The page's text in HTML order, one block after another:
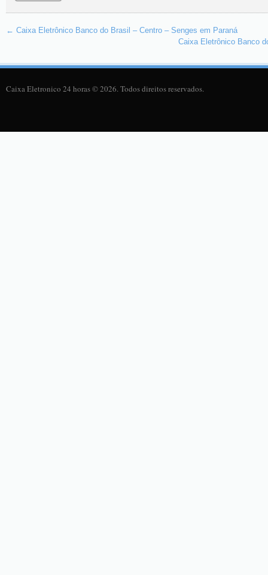
← Caixa Eletrônico Banco do Brasil – Centro – Senges em Paraná
Caixa Eletrônico Banco
Caixa Eletronico 24 horas © 2026. Todos direitos reservados.